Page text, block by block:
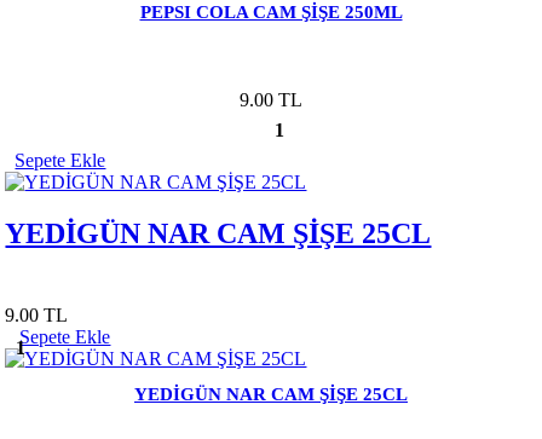
PEPSI COLA CAM ŞİŞE 250ML
9.00 TL
1
Sepete Ekle
YEDİGÜN NAR CAM ŞİŞE 25CL
9.00 TL
1
Sepete Ekle
YEDİGÜN NAR CAM ŞİŞE 25CL